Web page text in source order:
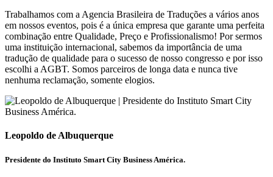
Trabalhamos com a Agencia Brasileira de Traduções a vários anos
em nossos eventos, pois é a única empresa que garante uma perfeita
combinação entre Qualidade, Preço e Profissionalismo! Por sermos
uma instituição internacional, sabemos da importância de uma
tradução de qualidade para o sucesso de nosso congresso e por isso
escolhi a AGBT. Somos parceiros de longa data e nunca tive
nenhuma reclamação, somente elogios.
Leopoldo de Albuquerque
Presidente do Instituto Smart City Business América.